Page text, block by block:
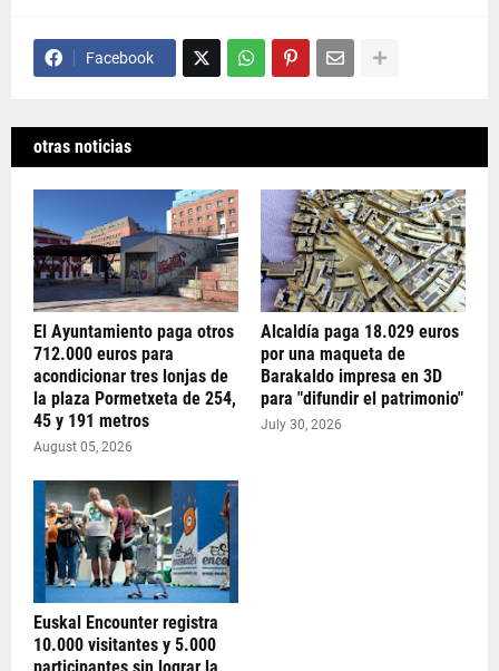
Facebook
otras noticias
El Ayuntamiento paga otros
712.000 euros para
acondicionar tres lonjas de
la plaza Pormetxeta de 254,
45 y 191 metros
August 05, 2026
Alcaldía paga 18.029 euros
por una maqueta de
Barakaldo impresa en 3D
para "difundir el patrimonio"
July 30, 2026
Euskal Encounter registra
10.000 visitantes y 5.000